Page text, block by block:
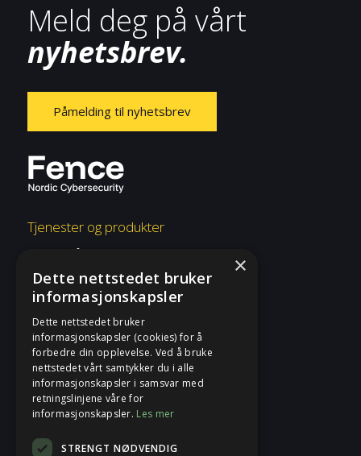
Meld deg på vårt
nyhetsbrev.
Påmelding til nyhetsbrev
Tjenester og produkter
Overvåkning og respons
Risiko og etterlevelse
Rådgivning og konsulent
Tjenester og produkter
Fence
×
Dette nettstedet bruker
informasjonskapsler
Dette nettstedet bruker
informasjonskapsler (cookies) for å
forbedre din opplevelse. Ved å bruke
nettstedet vårt samtykker du i alle
informasjonskapsler i samsvar med
retningslinjene våre for
informasjonskapsler. Les mer
STRENGT NØDVENDIG